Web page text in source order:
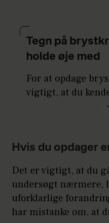
Tegn på
holde øje med
For at opdage
vigtigt, at du
du er opmærksom
vigtigt, at du går
nedenstående
symptomer/
Symptomer
Hvis du opdager
Det er vigtigt, at du
undersøgt nærmere,
uforklarlige
har mistanke om, at